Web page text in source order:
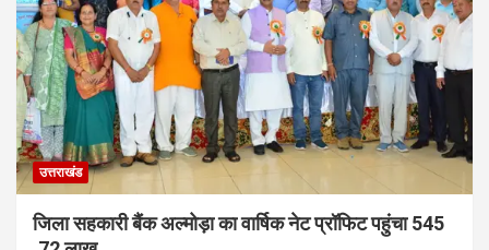
उत्तराखंड
जिला सहकारी बैंक अल्मोड़ा का वार्षिक नेट प्रॉफिट पहुंचा 545